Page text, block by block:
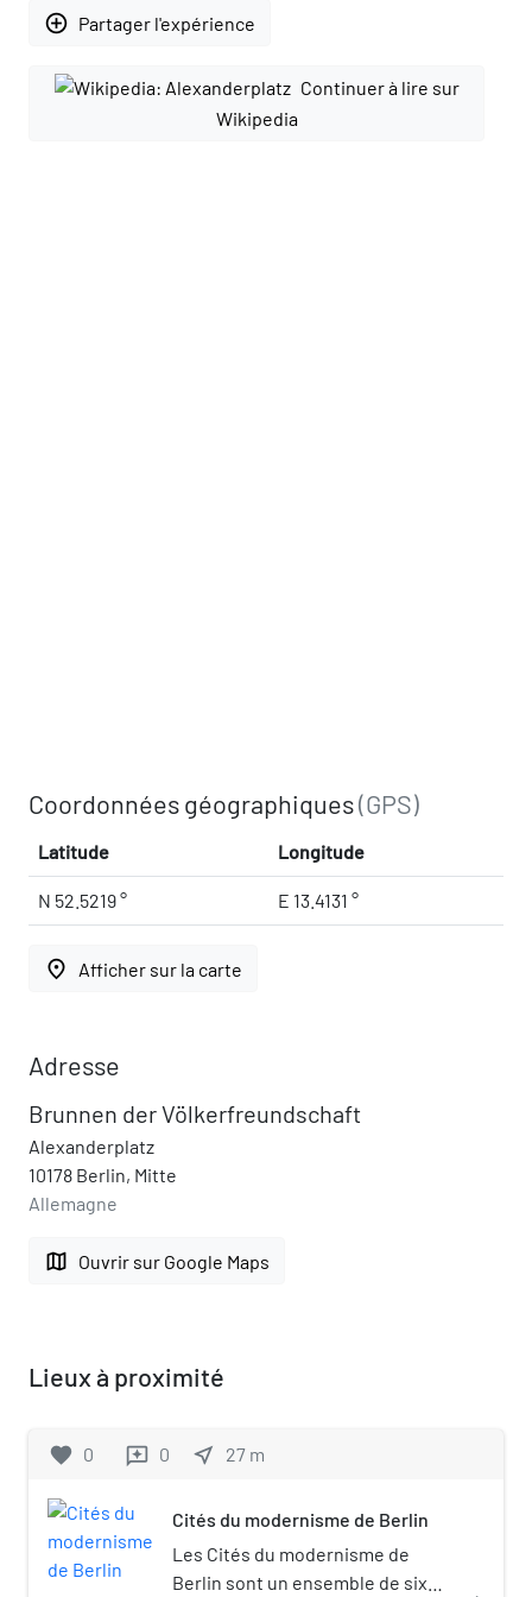
add_circle_outline Partager l'expérience
Continuer à lire sur
Wikipedia
Coordonnées géographiques(GPS)
Latitude Longitude
N 52.5219 ° E 13.4131 °
place Afficher sur la carte
Adresse
Brunnen der Völkerfreundschaft
Alexanderplatz
10178 Berlin, Mitte
Allemagne
map Ouvrir sur Google Maps
Lieux à proximité
favorite 0 reviews 0 near_me 27 m
Cités du modernisme de Berlin
Les Cités du modernisme de
Berlin sont un ensemble de six